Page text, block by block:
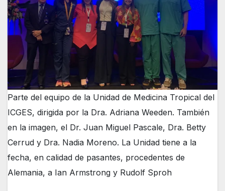
Parte del equipo de la Unidad de Medicina Tropical del
ICGES, dirigida por la Dra. Adriana Weeden. También
en la imagen, el Dr. Juan Miguel Pascale, Dra. Betty
Cerrud y Dra. Nadia Moreno. La Unidad tiene a la
fecha, en calidad de pasantes, procedentes de
Alemania, a Ian Armstrong y Rudolf Sproh